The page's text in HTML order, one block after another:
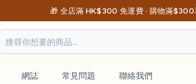
🎁 全店滿 HK$300 免運費 · 購物滿
網誌 常見問題 聯絡我們